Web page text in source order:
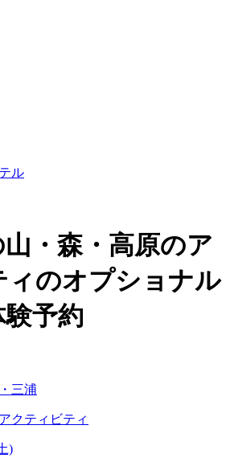
ル
・森・高原のア
ィのオプショナル
予約
三浦
クティビティ
)